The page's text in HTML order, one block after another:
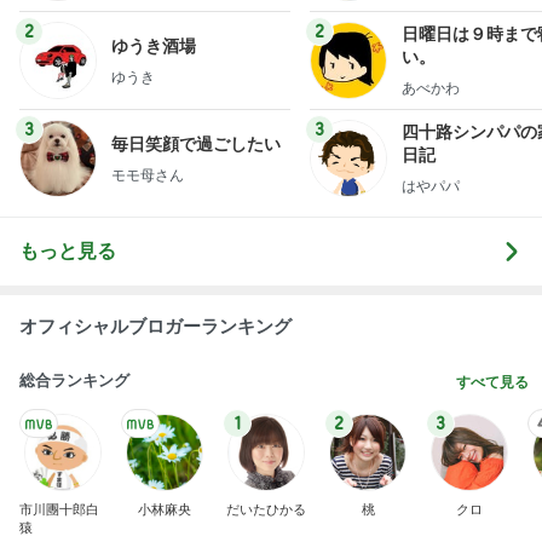
2
ゆうき酒場
ゆうき
3
毎日笑顔で過ごしたい
モモ母さん
2
日曜日は９時まで
い。
あべかわ
3
四十路シンパパの
日記
はやパパ
もっと見る
オフィシャルブロガーランキング
総合ランキング すべて見る
市川團十郎白
猿
小林麻央
1
だいたひかる
2
桃
3
クロ